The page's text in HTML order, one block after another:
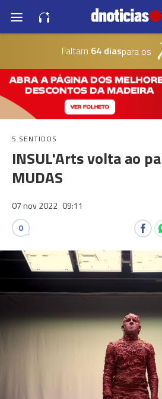
Faltam 64 diaspara os
5 SENTIDOS
INSUL'Arts volta ao
MUDAS
07 nov 2022 09:11
0